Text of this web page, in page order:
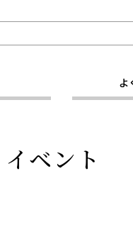
よ
イベント